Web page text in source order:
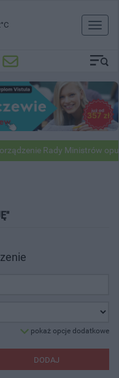
Toggle
Rady Ministrów
pokaż opcje dodatkowe
DODAJ